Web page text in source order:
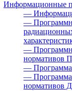
Информационные
—
—
—
нормативов
—
—
нормативов